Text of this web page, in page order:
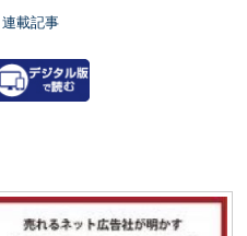
連載記事